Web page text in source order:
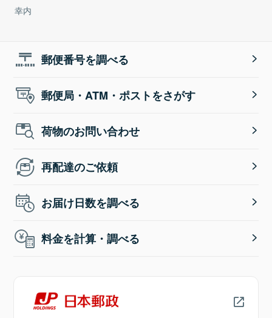
幸内
郵便番号を調べる
郵便局・ATM・ポストをさがす
荷物のお問い合わせ
再配達のご依頼
お届け日数を調べる
料金を計算・調べる